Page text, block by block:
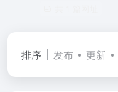
排序 发布 更新